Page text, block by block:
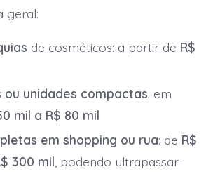
geral:
de cosméticos: a partir de R$
ou unidades compactas: em
mil a R$ 80 mil
em shopping ou rua: de R$
300 mil , podendo ultrapassar